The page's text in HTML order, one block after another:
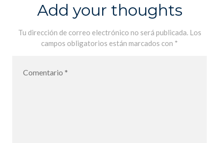
patata!
Add your thoughts
Tu dirección de correo electrónico no será publicada. Los
campos obligatorios están marcados con *